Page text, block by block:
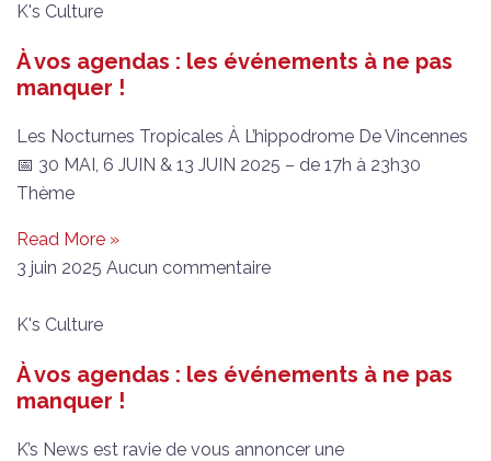
K's Culture
À vos agendas : les événements à ne pas
manquer !
Les Nocturnes Tropicales À L’hippodrome De Vincennes
📅 30 MAI, 6 JUIN & 13 JUIN 2025 – de 17h à 23h30
Thème
Read More »
3 juin 2025 Aucun commentaire
K's Culture
À vos agendas : les événements à ne pas
manquer !
K’s News est ravie de vous annoncer une